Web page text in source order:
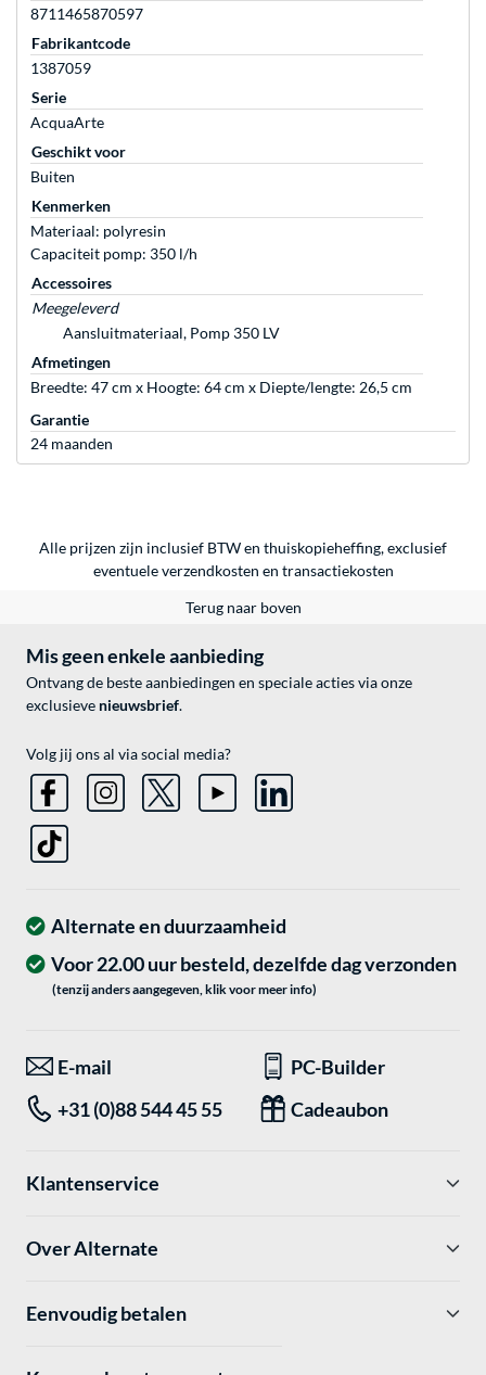
8711465870597
Fabrikantcode
1387059
Serie
AcquaArte
Geschikt voor
Buiten
Kenmerken
Materiaal: polyresin
Capaciteit pomp: 350 l/h
Accessoires
Meegeleverd
Aansluitmateriaal, Pomp 350 LV
Afmetingen
Breedte: 47 cm x Hoogte: 64 cm x Diepte/lengte: 26,5 cm
Garantie
24 maanden
Alle prijzen zijn inclusief BTW en thuiskopieheffing, exclusief
eventueleverzendkosten en transactiekosten
Terug naar boven
Mis geen enkele aanbieding
Ontvang de beste aanbiedingen en speciale acties via onze
exclusieve nieuwsbrief.
Volg jij ons al via social media?
Alternate en duurzaamheid
Voor 22.00 uur besteld, dezelfde dag verzonden
(tenzij anders aangegeven, klik voor meer info)
E-mail
PC-Builder
+31 (0)88 544 45 55
Cadeaubon
Klantenservice
Over Alternate
Eenvoudig betalen